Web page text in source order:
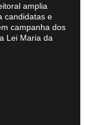
amplia
candidatas e
campanha dos
Lei Maria da